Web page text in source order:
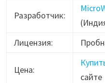
Разработчик:
Лицензия:
Цена:
сайте